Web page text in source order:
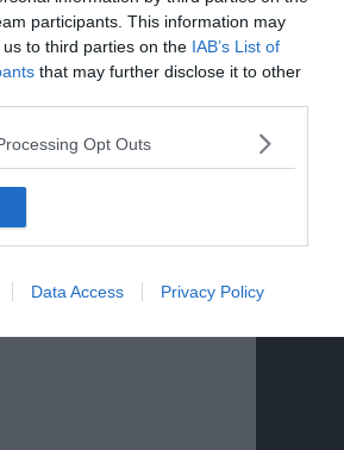
participants. This information may
to third parties on the IAB’s List of
that may further disclose it to other
Opt Outs
Data Access Privacy Policy
di 14 anni
dei Mocheni piange Pezzato
Paolo sparisce: rubato